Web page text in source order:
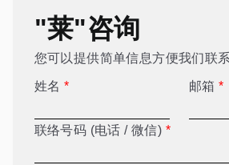
"莱"咨询
您可以提供简单信息方便我们联系
姓名 * 邮箱*
联络号码 (电话 / 微信) *